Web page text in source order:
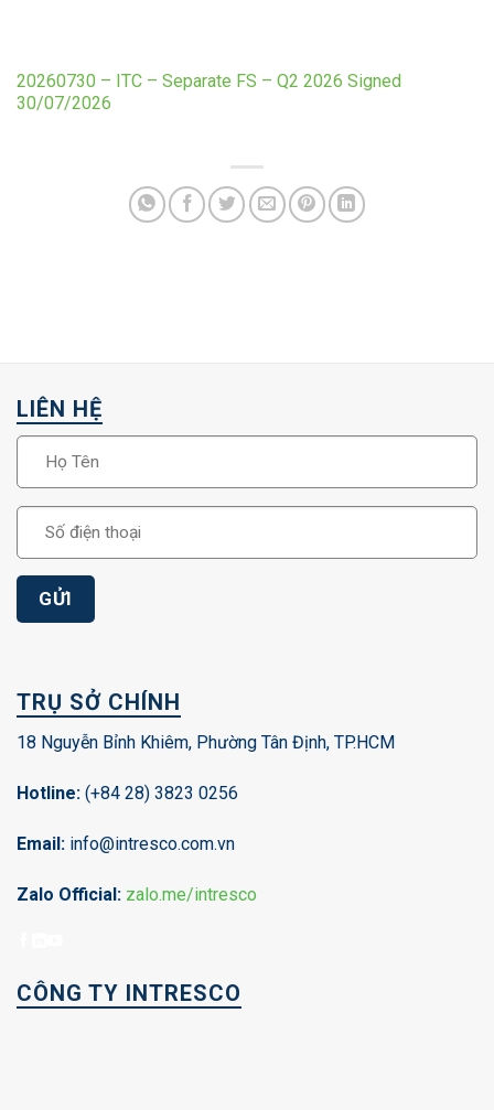
20260730 – ITC – Separate FS – Q2 2026 Signed
30/07/2026
LIÊN HỆ
TRỤ SỞ CHÍNH
18 Nguyễn Bỉnh Khiêm, Phường Tân Định, TP.HCM
Hotline: (+84 28) 3823 0256
Email: info@intresco.com.vn
Zalo Official: zalo.me/intresco
CÔNG TY INTRESCO